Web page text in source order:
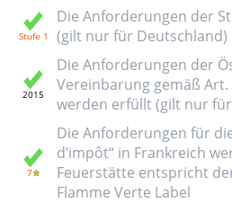
Die Anforderungen der
(gilt nur für Deutschland)
Die Anforderungen der
Vereinbarung gemäß Art.
werden erfüllt (gilt nur
Die Anforderungen für
d’impôt“ in Frankreich
Feuerstätte entspricht
Flamme Verte Label